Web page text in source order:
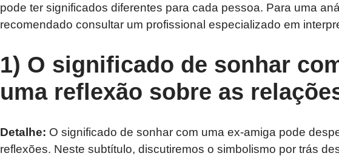
pode ter significados diferentes para cada pessoa. Para uma
recomendado consultar um profissional especializado em
1) O significado de sonhar
uma reflexão sobre as
Detalhe: O significado de sonhar com uma ex-amiga pode
reflexões. Neste subtítulo, discutiremos o simbolismo por trás